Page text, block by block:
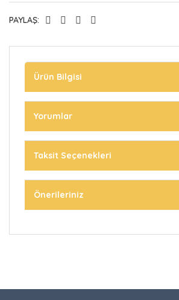
PAYLAŞ:
Ürün Bilgisi
Yorumlar
Taksit Seçenekleri
Önerileriniz